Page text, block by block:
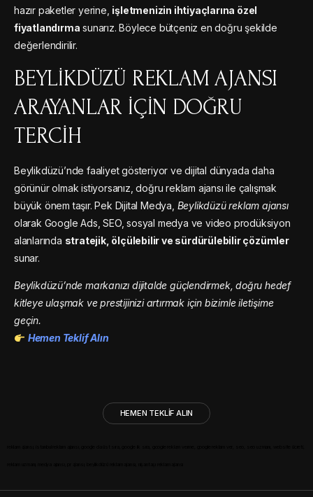
hazır paketler yerine, işletmenizin ihtiyaçlarına özel
fiyatlandırma sunarız. Böylece bütçeniz en doğru şekilde
değerlendirilir.
BEYLIKDÜZÜ REKLAM AJANSI
ARAYANLAR İÇIN DOĞRU
TERCIH
Beylikdüzü’nde faaliyet gösteriyor ve dijital dünyada daha
görünür olmak istiyorsanız, doğru reklam ajansı ile çalışmak
büyük önem taşır. Pek Dijital Medya, Beylikdüzü reklam ajansı
olarak Google Ads, SEO, sosyal medya ve video prodüksiyon
alanlarında stratejik, ölçülebilir ve sürdürülebilir çözümler
sunar.
Beylikdüzü’nde markanızı dijitalde güçlendirmek, doğru hedef
kitleye ulaşmak ve prestijinizi artırmak için bizimle iletişime
geçin.
Hemen Teklif Alın
HEMEN TEKLİF ALIN